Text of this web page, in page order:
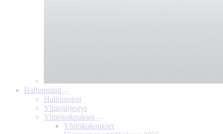
Hallinnointi
Hallinnointi
Yhtiöjärjestys
Yhtiökokoukset
Yhtiökokoukset